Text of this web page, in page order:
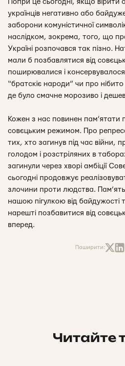
Попри це сьогодні, якщо
українців негативно або
заборони комуністичної
наслідком, зокрема, того, що
Україні розпочався так пізно.
мали б позбавлятися від
поширювалися і консервувалося
“братскіє народи” чи про
де було смачне морозиво і
Кожен з нас повинен пам’ятати
совєцьким режимом. Про
тих, хто загинув під час війни,
голодом і розстріляних в
загинули через хворі амбіції
сьогодні продовжує
злочини проти людства.
нашою пігулкою від байдужості
нарешті позбавитися від
вперед.
Поширити:
Читайте